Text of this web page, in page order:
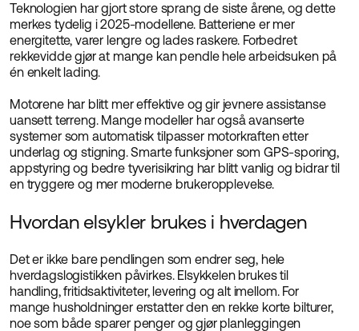
Teknologien har gjort store sprang de siste årene, og dette
merkes tydelig i 2025-modellene. Batteriene er mer
energitette, varer lengre og lades raskere. Forbedret
rekkevidde gjør at mange kan pendle hele arbeidsuken på
én enkelt lading.
Motorene har blitt mer effektive og gir jevnere assistanse
uansett terreng. Mange modeller har også avanserte
systemer som automatisk tilpasser motorkraften etter
underlag og stigning. Smarte funksjoner som GPS-sporing,
appstyring og bedre tyverisikring har blitt vanlig og bidrar til
en tryggere og mer moderne brukeropplevelse.
Hvordan elsykler brukes i hverdagen
Det er ikke bare pendlingen som endrer seg, hele
hverdagslogistikken påvirkes. Elsykkelen brukes til
handling, fritidsaktiviteter, levering og alt imellom. For
mange husholdninger erstatter den en rekke korte bilturer,
noe som både sparer penger og gjør planleggingen